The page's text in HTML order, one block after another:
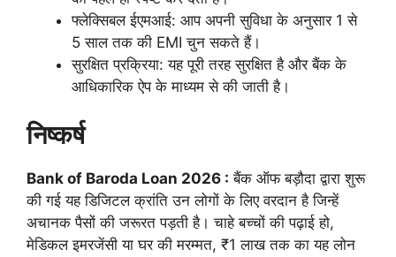
फ्लेक्सिबल ईएमआई: आप अपनी सुविधा के अनुसार 1 से
5 साल तक की EMI चुन सकते हैं।
सुरक्षित प्रक्रिया: यह पूरी तरह सुरक्षित है और बैंक के
आधिकारिक ऐप के माध्यम से की जाती है।
निष्कर्ष
Bank of Baroda Loan 2026 : बैंक ऑफ बड़ौदा द्वारा शुरू
की गई यह डिजिटल क्रांति उन लोगों के लिए वरदान है जिन्हें
अचानक पैसों की जरूरत पड़ती है। चाहे बच्चों की पढ़ाई हो,
मेडिकल इमरजेंसी या घर की मरम्मत, ₹1 लाख तक का यह लोन